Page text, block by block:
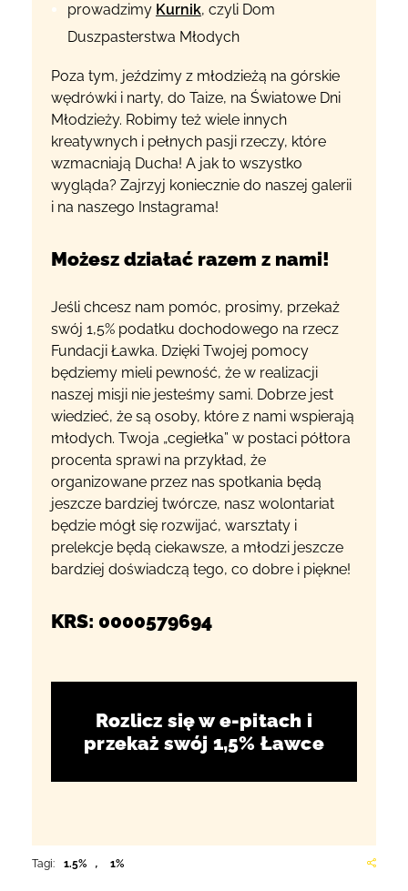
prowadzimy Kurnik, czyli Dom
Duszpasterstwa Młodych
Poza tym, jeździmy z młodzieżą na górskie
wędrówki i narty, do Taize, na Światowe Dni
Młodzieży. Robimy też wiele innych
kreatywnych i pełnych pasji rzeczy, które
wzmacniają Ducha! A jak to wszystko
wygląda? Zajrzyj koniecznie do naszej galerii
i na naszego Instagrama!
Możesz działać razem z nami!
Jeśli chcesz nam pomóc, prosimy, przekaż
swój 1,5% podatku dochodowego na rzecz
Fundacji Ławka. Dzięki Twojej pomocy
będziemy mieli pewność, że w realizacji
naszej misji nie jesteśmy sami. Dobrze jest
wiedzieć, że są osoby, które z nami wspierają
młodych. Twoja „cegiełka” w postaci półtora
procenta sprawi na przykład, że
organizowane przez nas spotkania będą
jeszcze bardziej twórcze, nasz wolontariat
będzie mógł się rozwijać, warsztaty i
prelekcje będą ciekawsze, a młodzi jeszcze
bardziej doświadczą tego, co dobre i piękne!
KRS: 0000579694
Rozlicz się w e-pitach i
przekaż swój 1,5% Ławce
Tagi: 1.5% , 1%